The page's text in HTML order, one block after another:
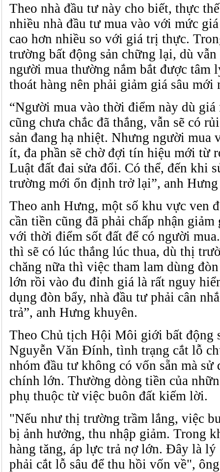
Theo nhà đầu tư này cho biết, thực
nhiều nhà đầu tư mua vào với mức
cao hơn nhiều so với giá trị thực.
trường bất động sản chững lại, dù
người mua thường nắm bắt được tâm
thoát hàng nên phải giảm giá sâu mới
“Người mua vào thời điểm này dù
cũng chưa chắc đã thắng, vẫn sẽ có
sản đang hạ nhiệt. Nhưng người mua
ít, đa phần sẽ chờ đợi tín hiệu mới từ
Luật đất đai sửa đổi. Có thể, đến khi
trường mới ổn định trở lại”, anh
Theo anh Hưng, một số khu vực ven
cần tiền cũng đã phải chấp nhận
với thời điểm sốt đất để có người
thì sẽ có lúc thắng lúc thua, dù thị
chăng nữa thì việc tham lam dùng
lớn rồi vào đu đỉnh giá là rất nguy
dụng đòn bẩy, nhà đầu tư phải cân
trả”, anh Hưng khuyên.
Theo Chủ tịch Hội Môi giới bất động
Nguyễn Văn Đính, tình trạng cắt lỗ
nhóm đầu tư không có vốn sẵn mà sử
chính lớn. Thường dòng tiền của
phụ thuộc từ việc buôn đất kiếm lời.
"Nếu như thị trường trầm lắng, việc
bị ảnh hưởng, thu nhập giảm. Trong
hàng tăng, áp lực trả nợ lớn. Đây là lý
phải cắt lỗ sâu để thu hồi vốn về",